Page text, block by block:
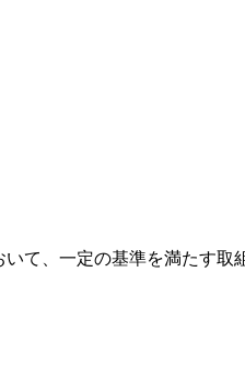
て、一定の基準を満たす取